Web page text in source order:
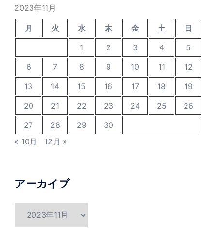
2023年11月
月 火 水 木 金 土
日
1
2 3 4
5
6
7 8 9 10 11
12
13
14 15 16 17 18
19
20
21 22 23 24 25
26
27
28 29
30
« 10月
12月 »
アーカイブ